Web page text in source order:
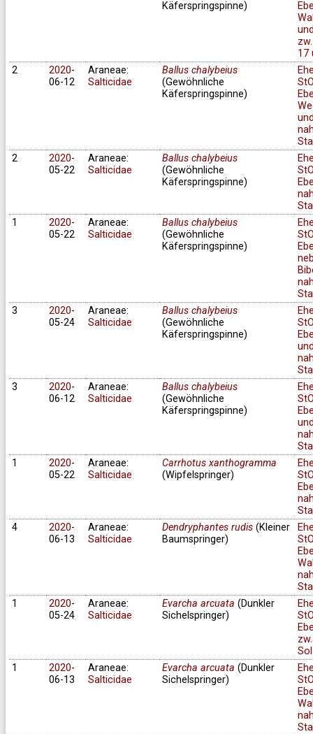
Käferspringspinne)
17
2
2020-
06-12
Araneae:
Salticidae
Ballus chalybeius
(Gewöhnliche
Käferspringspinne)
2
2020-
05-22
Araneae:
Salticidae
Ballus chalybeius
(Gewöhnliche
Käferspringspinne)
1
2020-
05-22
Araneae:
Salticidae
Ballus chalybeius
(Gewöhnliche
Käferspringspinne)
3
2020-
05-24
Araneae:
Salticidae
Ballus chalybeius
(Gewöhnliche
Käferspringspinne)
3
2020-
06-12
Araneae:
Salticidae
Ballus chalybeius
(Gewöhnliche
Käferspringspinne)
1
2020-
05-22
Araneae:
Salticidae
Carrhotus xanthogramma
(Wipfelspringer)
4
2020-
06-13
Araneae:
Salticidae
Dendryphantes rudis(Kleiner
Baumspringer)
1
2020-
05-24
Araneae:
Salticidae
Evarcha arcuata (Dunkler
Sichelspringer)
zw.
1
2020-
06-13
Araneae:
Salticidae
Evarcha arcuata (Dunkler
Sichelspringer)